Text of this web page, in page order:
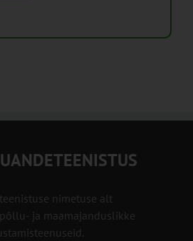
nimetuse alt
ja maamajanduslikke